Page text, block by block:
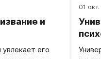
«как составить
вести себя
часто
мне нравится
и
его
01